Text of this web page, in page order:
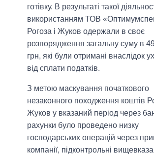
готівку. В результаті такої
використанням ТОВ
Рогоза і Жуков одержали в своє
розпорядження загальну суму в
грн, які були отримані внаслідок
від сплати податків.
З метою маскування початкового
незаконного походження коштів
Жуков у вказаний період через
рахунки було проведено низку
господарських операцій через
компанії, підконтрольні